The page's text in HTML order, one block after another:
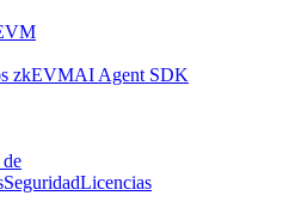
zkEVMAI Agent SDK
SeguridadLicencias